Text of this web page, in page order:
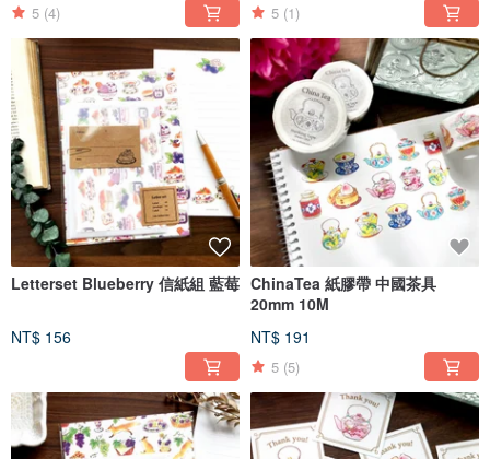
5 (4) 5 (1)
Letterset Blueberry 信紙組 藍莓
NT$ 156
ChinaTea 紙膠帶 中國茶具
20mm 10M
NT$ 191
5 (5)